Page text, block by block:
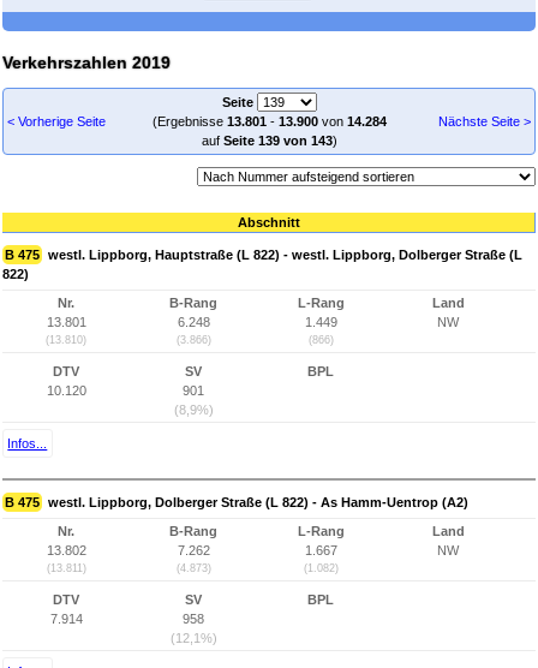
Verkehrszahlen 2019
< Vorherige Seite
Seite
(Ergebnisse 13.801- 13.900von 14.284
auf Seite 139 von 143)
Nächste Seite >
Abschnitt
B 475 westl. Lippborg, Hauptstraße (L 822) - westl. Lippborg, Dolberger Straße (L
822)
Nr.
13.801
(13.810)
B-Rang
6.248
(3.866)
L-Rang
1.449
(866)
Land
NW
DTV
10.120
SV
901
(8,9%)
BPL
Infos...
B 475 westl. Lippborg, Dolberger Straße (L 822) - As Hamm-Uentrop (A2)
Nr.
13.802
(13.811)
B-Rang
7.262
(4.873)
L-Rang
1.667
(1.082)
Land
NW
DTV
7.914
SV
958
(12,1%)
BPL